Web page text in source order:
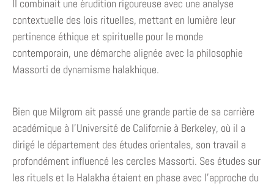
Il combinait une érudition rigoureuse avec une analyse
contextuelle des lois rituelles, mettant en lumière leur
pertinence éthique et spirituelle pour le monde
contemporain, une démarche alignée avec la philosophie
Massorti de dynamisme halakhique.
Bien que Milgrom ait passé une grande partie de sa carrière
académique à l’Université de Californie à Berkeley, où il a
dirigé le département des études orientales, son travail a
profondément influencé les cercles Massorti. Ses études sur
les rituels et la Halakha étaient en phase avec l’approche du